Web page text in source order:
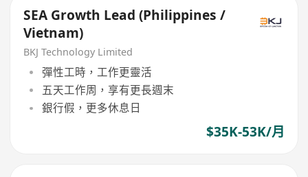
SEA Growth Lead (Philippines /
Vietnam)
BKJ Technology Limited
彈性工時，工作更靈活
五天工作周，享有更長週末
銀行假，更多休息日
$35K-53K/月